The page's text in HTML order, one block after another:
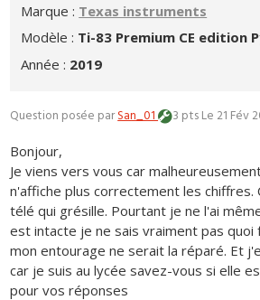
Marque : Texas instruments
Modèle : Ti-83 Premium CE edition
Année : 2019
Question posée parSan_01 3 ptsLe 21 Fév
Bonjour,
Je viens vers vous car
n'affiche plus correctement les chiffres.
télé qui grésille. Pourtant je ne l'ai
est intacte je ne sais vraiment pas quoi
mon entourage ne serait la réparé. Et
car je suis au lycée savez-vous si elle
pour vos réponses